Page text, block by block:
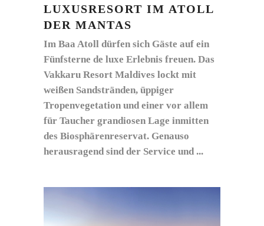
LUXUSRESORT IM ATOLL
DER MANTAS
Im Baa Atoll dürfen sich Gäste auf ein
Fünfsterne de luxe Erlebnis freuen. Das
Vakkaru Resort Maldives lockt mit
weißen Sandstränden, üppiger
Tropenvegetation und einer vor allem
für Taucher grandiosen Lage inmitten
des Biosphärenreservat. Genauso
herausragend sind der Service und